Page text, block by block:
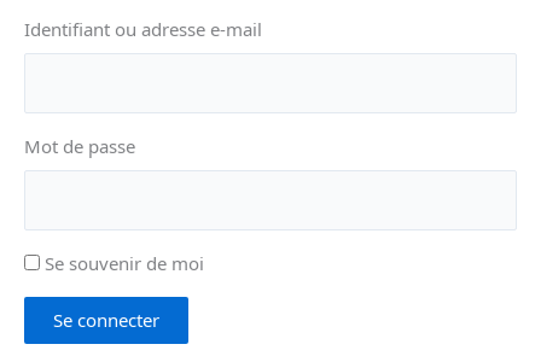
Identifiant ou adresse e-mail
Mot de passe
Se souvenir de moi
Se connecter